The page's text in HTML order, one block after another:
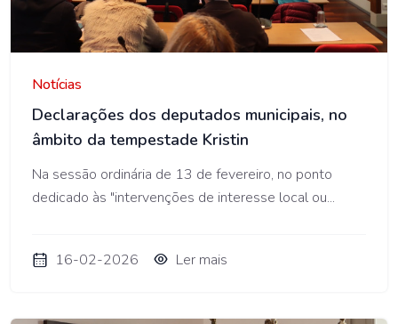
AMO
Notícias
Declarações dos deputados municipais, no
âmbito da tempestade Kristin
Na sessão ordinária de 13 de fevereiro, no ponto
dedicado às "intervenções de interesse local ou...
16-02-2026 Ler mais